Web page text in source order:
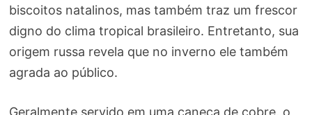
biscoitos natalinos, mas também traz um frescor
digno do clima tropical brasileiro. Entretanto, sua
origem russa revela que no inverno ele também
agrada ao público.
Geralmente servido em uma caneca de cobre, o